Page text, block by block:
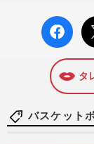
facebo
ok い
X
ト
タ
バスケット